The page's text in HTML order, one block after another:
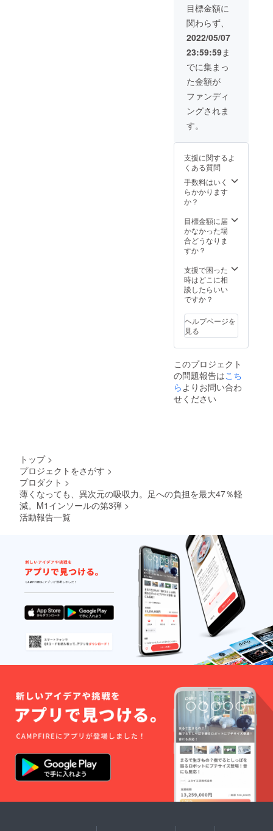
になる
場合が
ござい
ます。
あらか
じめご
了承願
います
み ※発
送（追
跡番号
あり）
はポス
ト投函
※領収書
が必要
な場
合、備
考に記
載をお
す ※仕
様、デ
ザイン
等、改
良のた
め、一
場合が
ござい
ます。
了承願
います
【M1イ
ンソー
ル2021
かかと
の厚さ
が
0.6cm
】2足
セット
（全4サ
イズか
ら選
22.5-
23.7cm
38-40：
24-
25.2cm
40-42：
42-44：
27-
28.2cm
はな
く、イ
ンソー
ルのサ
お選び
くださ
い 一般
販売の
格9,900
円（税
込）の
22％オ
フ ※消
※領収書
考に記
載をお
願いい
たしま
す ※仕
様、デ
ザイン
等、改
良のた
め、一
部変更
になる
場合が
ござい
じめご
了承願
います
目標金額に
関わらず、
2022/05/07
23:59:59ま
でに集まっ
た金額が
ファンディ
ングされま
す。
支援に関するよ
くある質問
手数料はいく
らかかります
か？
目標金額に届
かなかった場
合どうなりま
すか？
支援で困った
時はどこに相
談したらいい
ですか？
ヘルプページを
見る
このプロジェクト
の問題報告はこち
らよりお問い合わ
せください
トップ >
プロジェクトをさがす >
プロダクト >
薄くなっても、異次元の吸収力。足への負担を最大47％軽
減。M1インソールの第3弾 >
活動報告一覧